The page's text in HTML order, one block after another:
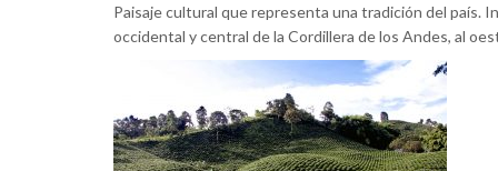
Paisaje cultural que representa una tradición del país.
occidental y central de la Cordillera de los Andes, al